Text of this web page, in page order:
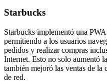
Starbucks
Starbucks implementó una
permitiendo a los usuarios
pedidos y realizar compras
Internet. Esto no solo aumentó
también mejoró las ventas de la
de red.